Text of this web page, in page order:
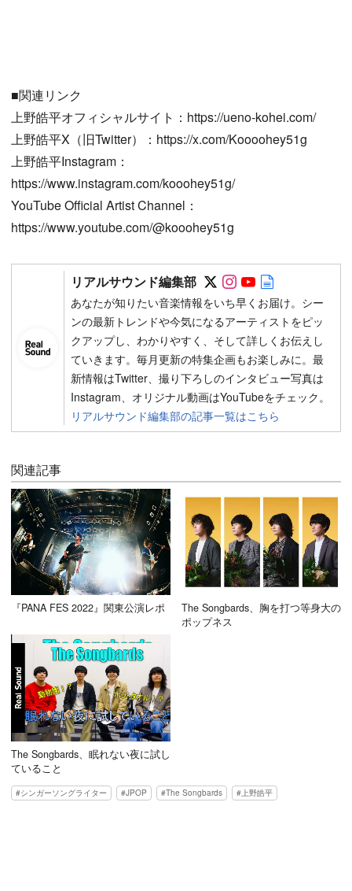
■関連リンク
上野皓平オフィシャルサイト：https://ueno-kohei.com/
上野皓平X（旧Twitter）：https://x.com/Koooohey51g
上野皓平Instagram：
https://www.instagram.com/kooohey51g/
YouTube Official Artist Channel：
https://www.youtube.com/@kooohey51g
リアルサウンド編集部 Follow on SNS
Follow on SNS
Follow on
あなたが知りたい音楽情報をいち早くお届け。シー
ンの最新トレンドや今気になるアーティストをピッ
クアップし、わかりやすく、そして詳しくお伝えし
ていきます。毎月更新の特集企画もお楽しみに。最
新情報はTwitter、撮り下ろしのインタビュー写真は
Instagram、オリジナル動画はYouTubeをチェック。
リアルサウンド編集部の記事一覧はこちら
関連記事
『PANA FES 2022』関東公演レポ
The Songbards、胸を打つ等身大の
ポップネス
The Songbards、眠れない夜に試し
ていること
シンガーソングライター JPOP The Songbards 上野皓平